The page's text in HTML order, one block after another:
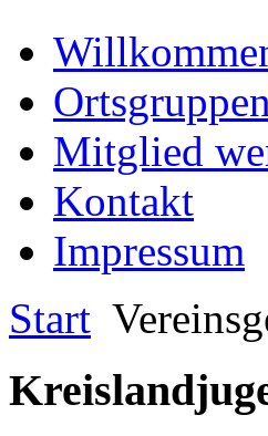
Ortsgruppen
Mitglied
Kontakt
Impressum
Start